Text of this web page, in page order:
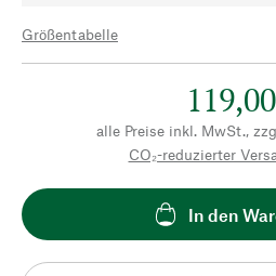
Größentabelle
alle Preise inkl. MwSt.,
CO₂-reduzierter
In den